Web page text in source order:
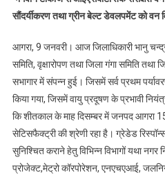
सौंदर्यीकरण तथा ग्रीन बेल्ट डेवलपमेंट को वन
आगरा, 9 जनवरी। आज जिलाधिकारी भानु चन्द्र
समिति, वृक्षारोपण तथा जिला गंगा समिति
सभागार में संपन्न हुई। जिसमें सर्व प्रथम
किया गया, जिसमें वायु प्रदूषण के प्रभावी
कि शीतकाल के माह दिसम्बर में जनपद आगरा
सेटिसफैक्ट्री की श्रेणी रहा है। ग्रेडेड
सुनिश्चित कराने हेतु विभिन्न विभागों यथा नगर
प्रोजेक्ट,मेट्रो कॉरपोरेशन, एनएचएआई,